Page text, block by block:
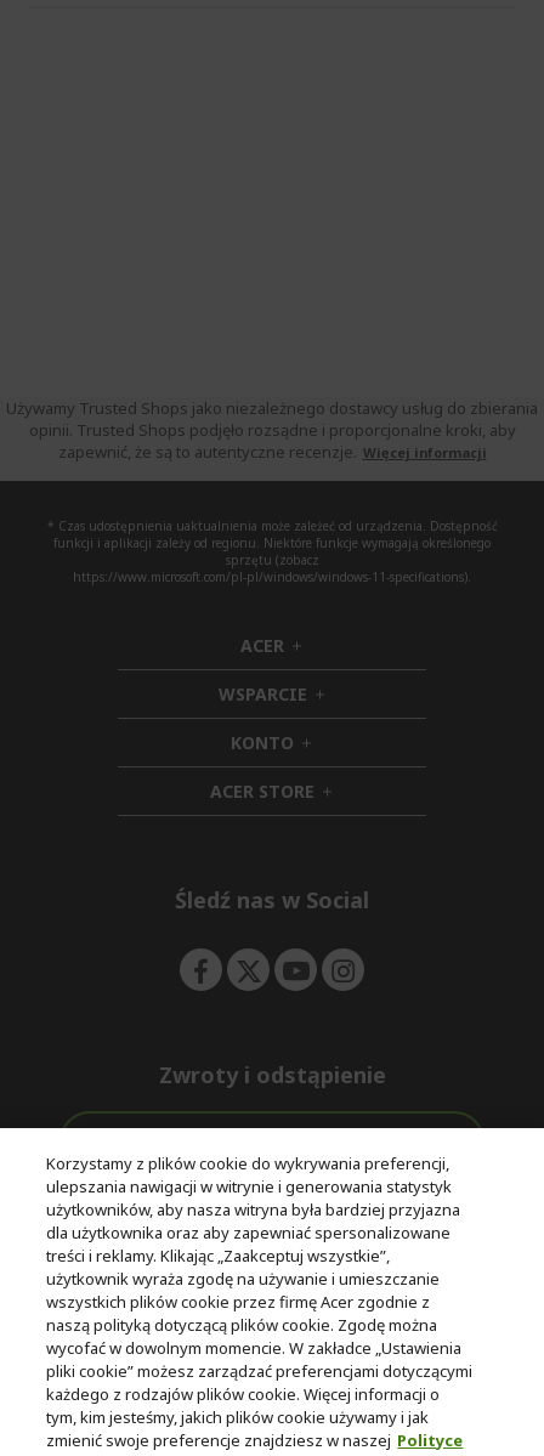
Używamy Trusted Shops jako niezależnego dostawcy usług do zbierania
opinii. Trusted Shops podjęło rozsądne i proporcjonalne kroki, aby
zapewnić, że są to autentyczne recenzje. Więcej informacji
* Czas udostępnienia uaktualnienia może zależeć od urządzenia. Dostępność
funkcji i aplikacji zależy od regionu. Niektóre funkcje wymagają określonego
sprzętu (zobacz
https://www.microsoft.com/pl-pl/windows/windows-11-specifications).
ACER h
i
d
d
e
n
WSPARCIE h
i
d
e
n
KONTO h
i
d
d
ACER STORE h
i
e
Śledź nas w Social
Zwroty i odstąpienie
Darmowa
ekspresowa
dostawa
Wsparcie
przed i po
zakupie
Bezpieczne
płatności
© 2025 Acer Inc.
Firma CPYou BV jest autoryzowanym sprzedawcą produktów i
usług oferowanych w tym sklepie.
Korzystamy z plików cookie do wykrywania preferencji,
ulepszania nawigacji w witrynie i generowania statystyk
użytkowników, aby nasza witryna była bardziej przyjazna
dla użytkownika oraz aby zapewniać spersonalizowane
treści i reklamy. Klikając „Zaakceptuj wszystkie”,
użytkownik wyraża zgodę na używanie i umieszczanie
wszystkich plików cookie przez firmę Acer zgodnie z
naszą polityką dotyczącą plików cookie. Zgodę można
wycofać w dowolnym momencie. W zakładce „Ustawienia
pliki cookie” możesz zarządzać preferencjami dotyczącymi
każdego z rodzajów plików cookie. Więcej informacji o
tym, kim jesteśmy, jakich plików cookie używamy i jak
zmienić swoje preferencje znajdziesz w naszej Polityce